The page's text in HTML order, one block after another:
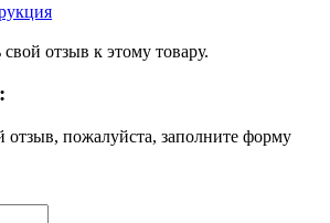
отзыв к этому товару.
отзыв, пожалуйста, заполните форму